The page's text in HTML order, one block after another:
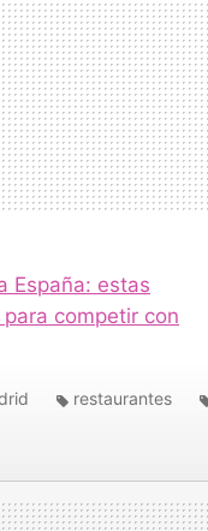
España: estas
competir con
restaurantes